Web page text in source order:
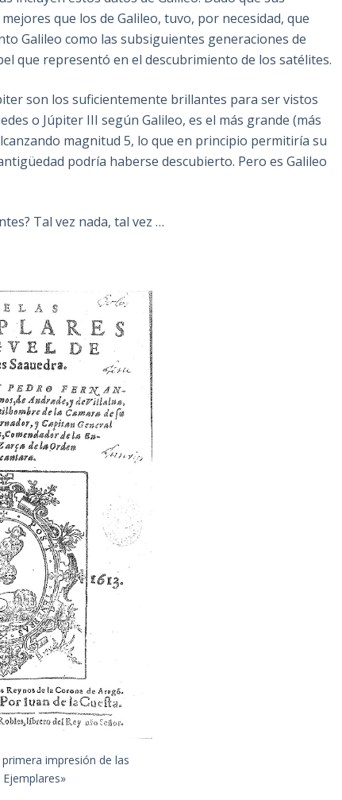
que los de Galileo, tuvo, por necesidad, que
Galileo como las subsiguientes generaciones de
que representó en el descubrimiento de los satélites.
son los suficientemente brillantes para ser vistos
o Júpiter III según Galileo, es el más grande (más
magnitud 5, lo que en principio permitiría su
podría haberse descubierto. Pero es Galileo
Tal vez nada, tal vez …
impresión de las